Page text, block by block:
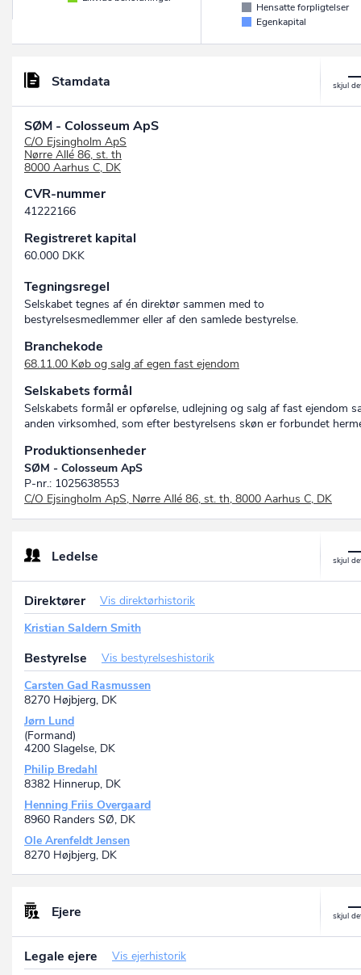
Hensatte forpligtelser
Egenkapital
Stamdata
SØM - Colosseum ApS
C/O Ejsingholm ApS
Nørre Allé 86, st. th
8000 Aarhus C, DK
CVR-nummer
41222166
Registreret kapital
60.000 DKK
Tegningsregel
Selskabet tegnes af én direktør sammen med to
bestyrelsesmedlemmer eller af den samlede bestyrelse.
Branchekode
68.11.00 Køb og salg af egen fast ejendom
Selskabets formål
Selskabets formål er opførelse, udlejning og salg af fast ejendom
anden virksomhed, som efter bestyrelsens skøn er forbundet
Produktionsenheder
SØM - Colosseum ApS
P-nr.: 1025638553
C/O Ejsingholm ApS, Nørre Allé 86, st. th, 8000 Aarhus C, DK
Ledelse
Direktører
Vis direktørhistorik
Kristian Saldern Smith
Bestyrelse
Vis bestyrelseshistorik
Carsten Gad Rasmussen
8270 Højbjerg, DK
Jørn Lund
(Formand)
4200 Slagelse, DK
Philip Bredahl
8382 Hinnerup, DK
Henning Friis Overgaard
8960 Randers SØ, DK
Ole Arenfeldt Jensen
8270 Højbjerg, DK
Ejere
Legale ejere
Vis ejerhistorik